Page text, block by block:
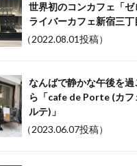
世界初のコンカフェ「ゼ
ライバーカフェ新宿三丁
（2022.08.01投稿）
なんばで静かな午後を過
ら「cafe de Porte (カフ
ルテ)」
（2023.06.07投稿）